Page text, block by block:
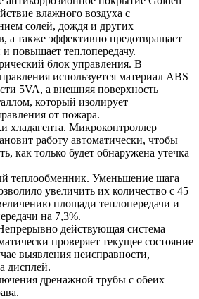
влажного воздуха с
солей, дождя и других
а также эффективно предотвращает
повышает теплопередачу.
блок управления. В
используется материал ABS
5VA, а внешняя поверхность
который изолирует
от пожара.
Микроконтроллер
работу автоматически, чтобы
как только будет обнаружена утечка
теплообменник. Уменьшение шага
увеличить их количество с 45
площади теплопередачи и
на 7,3%.
действующая система
проверяет текущее состояние
выявления неисправности,
дисплей.
дренажной трубы с обеих